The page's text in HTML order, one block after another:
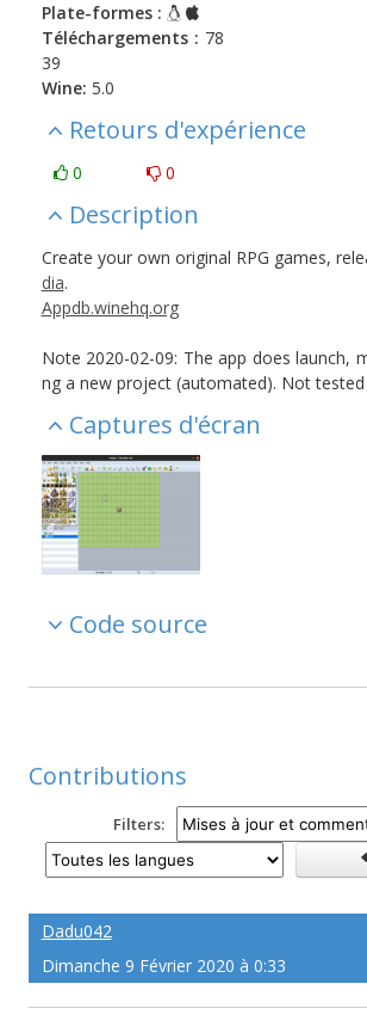
Plate-formes :
Téléchargements : 78
39
Wine: 5.0
Retours d'expérience
0 0
Description
Create your own original RPG games,
dia.
Appdb.winehq.org
Note 2020-02-09: The app does launch,
ng a new project (automated). Not
Captures d'écran
Code source
Contributions
Filters:
Dadu042
Dimanche 9 Février 2020 à 0:33